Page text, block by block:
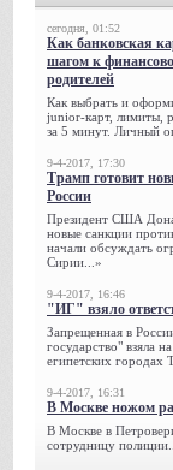
сегодня, 01:52
Как банковская
шагом к
родителей
Как выбрать и
junior-карт, лимиты,
за 5 минут. Личный
9-4-2017, 17:30
Трамп готовит
России
Президент США
новые санкции
начали обсуждать
Сирии...»
9-4-2017, 16:46
"ИГ" взяло
Запрещенная в
государство" взяла
египетских городах
9-4-2017, 16:31
В Москве ножом
В Москве в
сотрудницу